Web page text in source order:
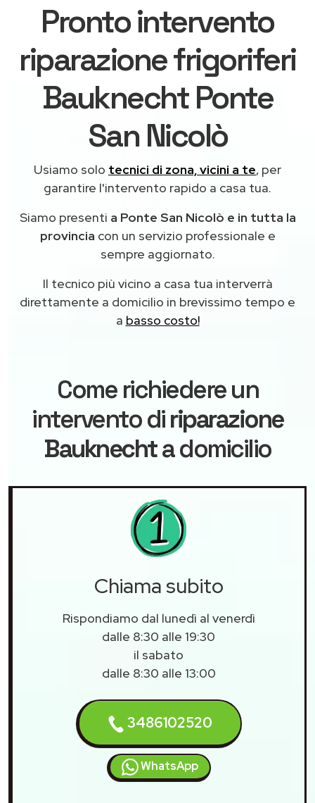
Pronto intervento
riparazione frigoriferi
Bauknecht Ponte
San Nicolò
Usiamo solo tecnici di zona, vicini a te, per
garantire l'intervento rapido a casa tua.
Siamo presenti a Ponte San Nicolò e in tutta la
provincia con un servizio professionale e
sempre aggiornato.
Il tecnico più vicino a casa tua interverrà
direttamente a domicilio in brevissimo tempo e
a basso costo!
Come richiedere un
intervento diriparazione
Bauknechta domicilio
Chiama subito
Rispondiamo dal lunedì al venerdì
dalle 8:30 alle 19:30
il sabato
dalle 8:30 alle 13:00
3486102520
WhatsApp